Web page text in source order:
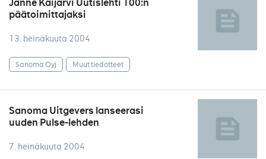
Janne Kaijärvi Uutislehti 100:n
päätoimittajaksi
13. heinäkuuta 2004
Sanoma Oyj Muut tiedotteet
Sanoma Uitgevers lanseerasi
uuden Pulse-lehden
7. heinäkuuta 2004